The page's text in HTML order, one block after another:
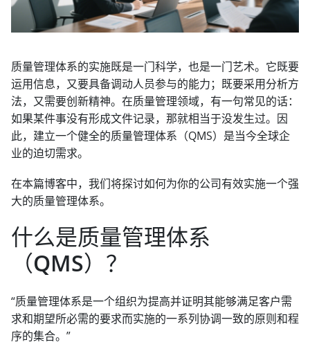
质量管理体系的实施既是一门科学，也是一门艺术。它既要
运用信息，又要具备调动人员参与的能力；既要采用分析方
法，又需要创新精神。在质量管理领域，有一句常见的话：
如果某件事没有形成文件记录，那就相当于没发生过。因
此，建立一个健全的质量管理体系（QMS）是当今全球企
业的迫切需求。
在本篇博客中，我们将探讨如何为你的公司有效实施一个强
大的质量管理体系。
什么是质量管理体系
（QMS）？
“质量管理体系是一个组织为提高并证明其能够满足客户需
求和期望所必需的要求而实施的一系列协调一致的原则和程
序的集合。”